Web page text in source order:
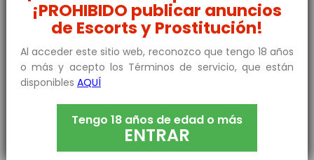
Nombre *
He leído y acepto los Términos y condiciones
de Uso, laPolítica de Privacidady elAviso Legal
¡PROHIBIDO publicar anuncios
de Escorts y Prostitución!
Al acceder este sitio web, reconozco que tengo 18 años
o más y acepto los Términos de servicio, que están
disponibles AQUÍ
Tengo 18 años de edad o más
ENTRAR